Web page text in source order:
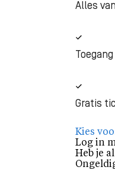
Alles
Gratis
Kies
Log in
Heb je